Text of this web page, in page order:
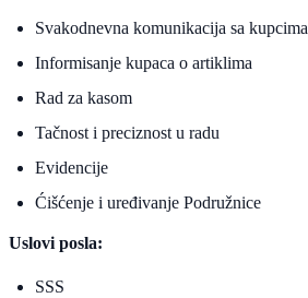
Svakodnevna komunikacija sa kupcima
Informisanje kupaca o artiklima
Rad za kasom
Tačnost i preciznost u radu
Evidencije
Ćišćenje i uređivanje Podružnice
Uslovi posla:
SSS